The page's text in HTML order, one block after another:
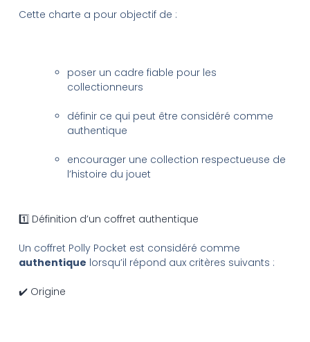
Cette charte a pour objectif de :
poser un cadre fiable pour les
collectionneurs
définir ce qui peut être considéré comme
authentique
encourager une collection respectueuse de
l’histoire du jouet
1️⃣ Définition d’un coffret authentique
Un coffret Polly Pocket est considéré comme
authentique lorsqu’il répond aux critères suivants :
✔️ Origine